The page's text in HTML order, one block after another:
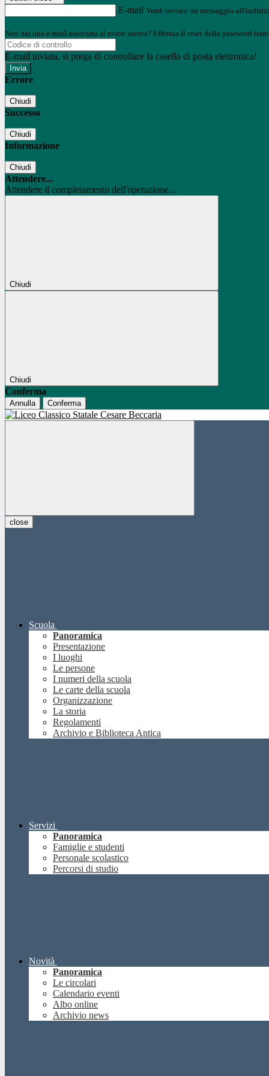
E-mail Verrà inviato un messaggio
Non hai una e-mail associata al nome utente? Effettua il reset della password
E-mail inviata, si prega di controllare la casella di posta elettronica!
Errore
Chiudi
Successo
Chiudi
Informazione
Chiudi
Attendere...
Attendere il completamento dell'operazione...
Chiudi
Chiudi
Conferma
Annulla Conferma
close
Scuola
Panoramica
Presentazione
I luoghi
Le persone
I numeri della scuola
Le carte della scuola
Organizzazione
La storia
Regolamenti
Archivio e Biblioteca Antica
Servizi
Panoramica
Famiglie e studenti
Personale scolastico
Percorsi di studio
Novità
Panoramica
Le circolari
Calendario eventi
Albo online
Archivio news